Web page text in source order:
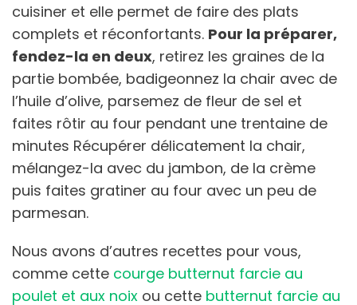
cuisiner et elle permet de faire des plats
complets et réconfortants. Pour la préparer,
fendez-la en deux, retirez les graines de la
partie bombée, badigeonnez la chair avec de
l’huile d’olive, parsemez de fleur de sel et
faites rôtir au four pendant une trentaine de
minutes Récupérer délicatement la chair,
mélangez-la avec du jambon, de la crème
puis faites gratiner au four avec un peu de
parmesan.
Nous avons d’autres recettes pour vous,
comme cette courge butternut farcie au
poulet et aux noix ou cette butternut farcie au